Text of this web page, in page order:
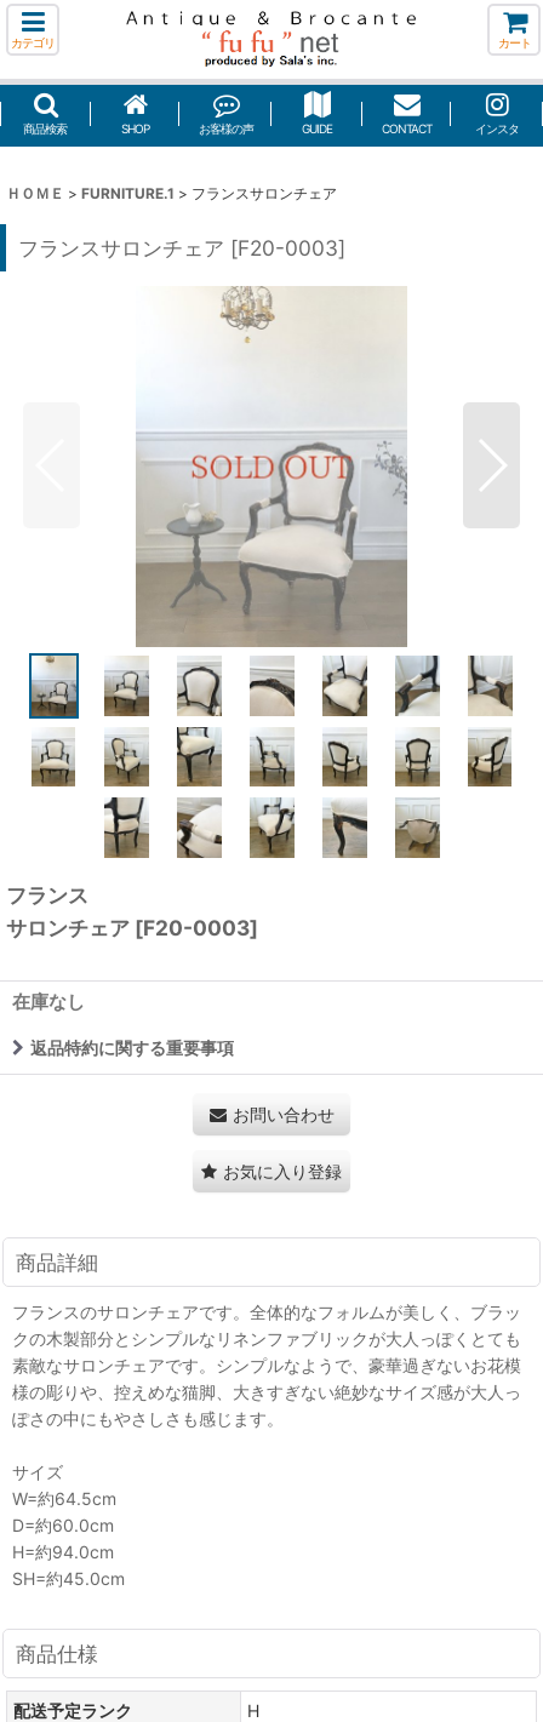
カテゴリ カート
商品検索 SHOP お客様の声 GUIDE CONTACT インスタ
ＨＯＭＥ > FURNITURE.1 > フランスサロンチェア
フランスサロンチェア [F20-0003]
フランス
サロンチェア [F20-0003]
在庫なし
返品特約に関する重要事項
お問い合わせ
お気に入り登録
商品詳細
フランスのサロンチェアです。全体的なフォルムが美しく、ブラッ
クの木製部分とシンプルなリネンファブリックが大人っぽくとても
素敵なサロンチェアです。シンプルなようで、豪華過ぎないお花模
様の彫りや、控えめな猫脚、大きすぎない絶妙なサイズ感が大人っ
ぽさの中にもやさしさも感じます。
サイズ
W=約64.5cm
D=約60.0cm
H=約94.0cm
SH=約45.0cm
商品仕様
配送予定ランク
H